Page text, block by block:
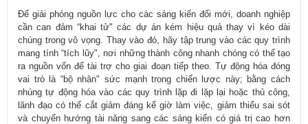
Để giải phóng nguồn lực cho các sáng kiến đổi mới, doanh nghiệp
cần can đảm “khai tử" các dự án kém hiệu quả thay vì kéo dài
chúng trong vô vọng. Thay vào đó, hãy tập trung vào các quy trình
mang tính “tích lũy", nơi những thành công nhanh chóng có thể tạo
ra nguồn vốn để tài trợ cho giai đoạn tiếp theo. Tự động hóa đóng
vai trò là “bộ nhân" sức mạnh trong chiến lược này; bằng cách
nhúng tự động hóa vào các quy trình lặp đi lặp lại hoặc thủ công,
lãnh đạo có thể cắt giảm đáng kể giờ làm việc, giảm thiểu sai sót
và chuyển hướng tài năng sang các sáng kiến có giá trị cao hơn